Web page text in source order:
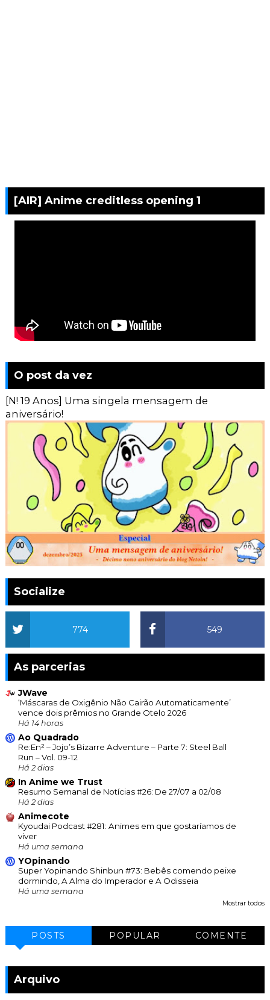
[AIR] Anime creditless opening 1
O post da vez
[N! 19 Anos] Uma singela mensagem de
aniversário!
Socialize
549
774
As parcerias
JWave
‘Máscaras de Oxigênio Não Cairão Automaticamente’
vence dois prêmios no Grande Otelo 2026
Há 14 horas
Ao Quadrado
Re:En² – Jojo’s Bizarre Adventure – Parte 7: Steel Ball
Run – Vol. 09-12
Há 2 dias
In Anime we Trust
Resumo Semanal de Notícias #26: De 27/07 a 02/08
Há 2 dias
Animecote
Kyoudai Podcast #281: Animes em que gostaríamos de
viver
Há uma semana
YOpinando
Super Yopinando Shinbun #73: Bebês comendo peixe
dormindo, A Alma do Imperador e A Odisseia
Há uma semana
Mostrar todos
POSTS POPULAR COMENTE
Arquivo